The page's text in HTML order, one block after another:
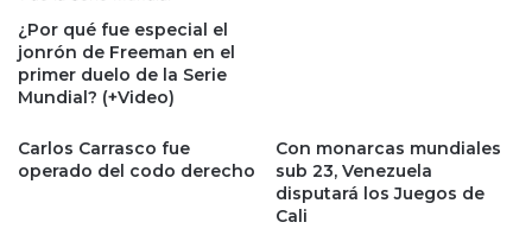
¿Por qué fue especial el
jonrón de Freeman en el
primer duelo de la Serie
Mundial? (+Video)
Carlos Carrasco fue
operado del codo derecho
Con monarcas mundiales
sub 23, Venezuela
disputará los Juegos de
Cali